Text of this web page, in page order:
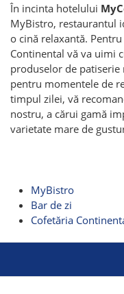
În incinta hotelului
MyBistro, restaurantul
o cină relaxantă.
Continental vă va uimi
produselor de
pentru momentele de
timpul zilei, vă
nostru, a cărui gamă
varietate mare de
MyBistro
Bar de zi
Cofetăria